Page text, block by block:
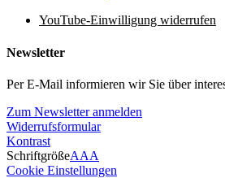
YouTube-Einwilligung widerrufen
Newsletter
Per E-Mail informieren wir Sie über
Zum Newsletter anmelden
Widerrufsformular
Kontrast
SchriftgrößeAAA
Cookie Einstellungen